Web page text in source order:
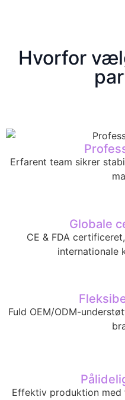
Hvorfor
Erfarent team sikrer
Globale
CE & FDA
internationale
Fuld OEM/ODM-
Effektiv produktion